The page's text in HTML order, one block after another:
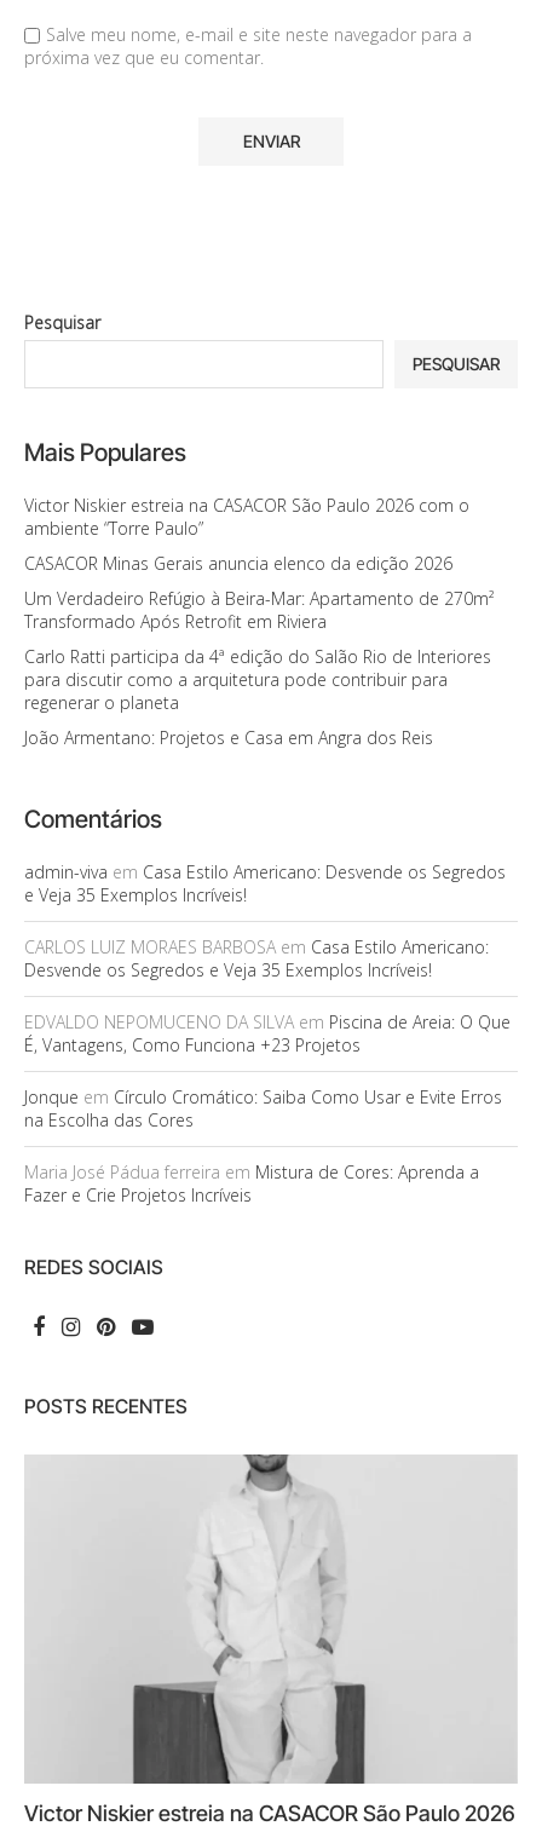
Salve meu nome, e-mail e site neste navegador para a
próxima vez que eu comentar.
Pesquisar
PESQUISAR
Mais Populares
Victor Niskier estreia na CASACOR São Paulo 2026 com o
ambiente “Torre Paulo”
CASACOR Minas Gerais anuncia elenco da edição 2026
Um Verdadeiro Refúgio à Beira-Mar: Apartamento de 270m²
Transformado Após Retrofit em Riviera
Carlo Ratti participa da 4ª edição do Salão Rio de Interiores
para discutir como a arquitetura pode contribuir para
regenerar o planeta
João Armentano: Projetos e Casa em Angra dos Reis
Comentários
admin-viva em Casa Estilo Americano: Desvende os Segredos
e Veja 35 Exemplos Incríveis!
CARLOS LUIZ MORAES BARBOSAem Casa Estilo Americano:
Desvende os Segredos e Veja 35 Exemplos Incríveis!
EDVALDO NEPOMUCENO DA SILVAem Piscina de Areia: O Que
É, Vantagens, Como Funciona +23 Projetos
Jonque em Círculo Cromático: Saiba Como Usar e Evite Erros
na Escolha das Cores
Maria José Pádua ferreira em Mistura de Cores: Aprenda a
Fazer e Crie Projetos Incríveis
REDES SOCIAIS
POSTS RECENTES
Victor Niskier estreia na CASACOR São Paulo 2026